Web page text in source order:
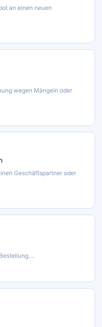
an einen neuen
wegen Mängeln oder
Geschäftspartner oder